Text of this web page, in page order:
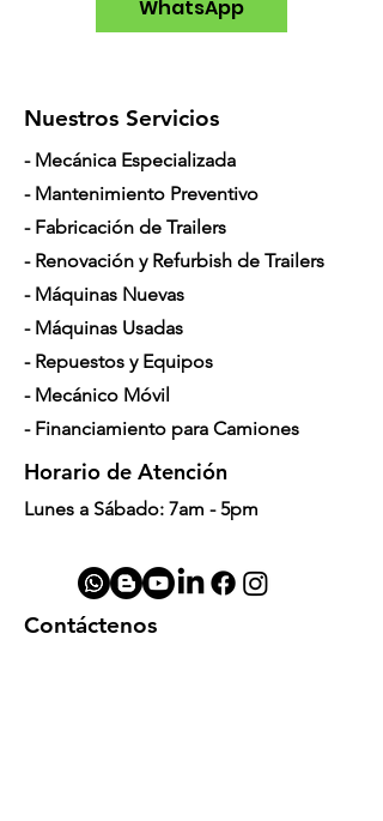
WhatsApp
Nuestros Servicios
- Mecánica Especializada
- Mantenimiento Preventivo
- Fabricación de Trailers
- Renovación y Refurbish de Trailers
- Máquinas Nuevas
- Máquinas Usadas
- Repuestos y Equipos
- Mecánico Móvil
- Financiamiento para Camiones
Horario de Atención
Lunes a Sábado: 7am - 5pm
Contáctenos